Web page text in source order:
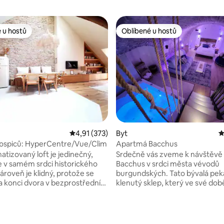
u hostů
u hostů
Průměrné hodnocení 4,91 z 5, 373 hodnocení
4,91 (373)
HyperCentre/Vue/Clim
loft je jedinečný,
v samém srdci historického
je klidný, protože se
konci dvora v bezprostřední
Oblíbené u hostů
Oblíbené u hostů
Byt
Apartmá Bacchus
Srdečně vás zveme k
Bacchus v srdci města vévodů
burgundských. Tato bývalá
klenutý sklep, který ve své